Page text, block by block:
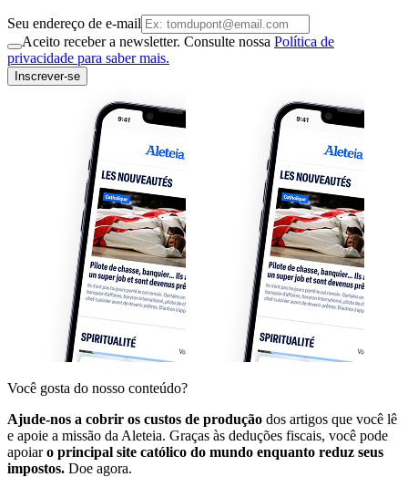
Seu endereço de e-mail
Aceito receber a newsletter. Consulte nossa Política de
privacidade para saber mais.
Inscrever-se
Você gosta do nosso conteúdo?
Ajude-nos a cobrir os custos de produção dos artigos que você lê
e apoie a missão da Aleteia. Graças às deduções fiscais, você pode
apoiaro principal site católico do mundo enquanto reduz seus
impostos. Doe agora.